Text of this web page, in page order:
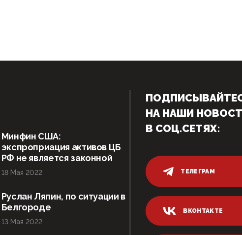
Минфин США:
экспроприация активов ЦБ
РФ не является законной
18 Мая 2022
Руслан Ляпин, по ситуации в
Белгороде
13 Мая 2022
НА НАШИ
В СОЦ.СЕТЯХ:
ТЕЛЕГРАМ
ВКОНТАКТЕ